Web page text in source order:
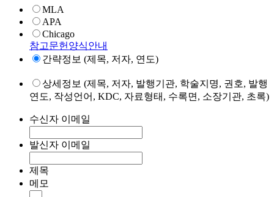
MLA
APA
Chicago
참고문헌양식안내
간략정보 (제목, 저자, 연도)
상세정보 (제목, 저자, 발행기관, 학술지명, 권호, 발행
연도, 작성언어, KDC, 자료형태, 수록면, 소장기관, 초록)
수신자 이메일
발신자 이메일
제목
메모